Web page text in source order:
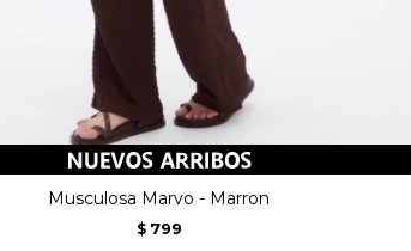
Musculosa Marvo - Marron
$ 799